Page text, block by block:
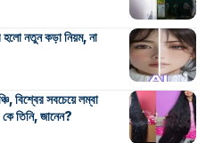
হলো নতুন কড়া নিয়ম, না
বিশ্বের সবচেয়ে লম্বা
তিনি, জানেন?